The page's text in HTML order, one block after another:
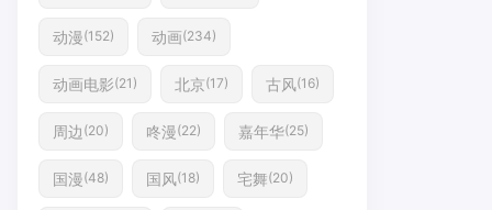
动漫(152) 动画(234)
动画电影(21) 北京(17) 古风(16)
周边 (20) 咚漫(22) 嘉年华(25)
国漫(48) 国风(18) 宅舞(20)